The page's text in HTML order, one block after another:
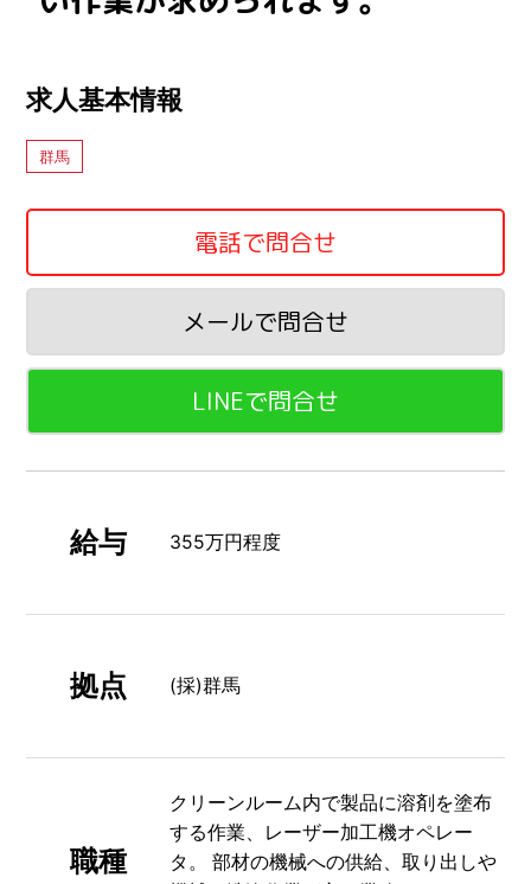
求人基本情報
群馬
電話で問合せ
メールで問合せ
LINEで問合せ
給与 355万円程度
拠点 (採)群馬
職種
クリーンルーム内で製品に溶剤を塗布
する作業、レーザー加工機オペレー
タ。 部材の機械への供給、取り出しや